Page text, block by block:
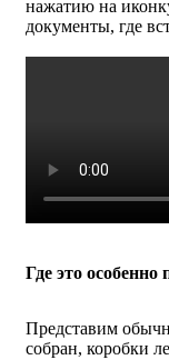
нажатию на
документы, где
Где это особенно
Представим
собран, коробки